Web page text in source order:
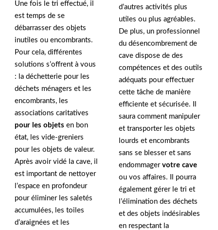
Une fois le tri effectué, il
est temps de se
débarrasser des objets
inutiles ou encombrants.
Pour cela, différentes
solutions s’offrent à vous
: la déchetterie pour les
déchets ménagers et les
encombrants, les
associations caritatives
pour les objets en bon
état, les vide-greniers
pour les objets de valeur.
Après avoir vidé la cave, il
est important de nettoyer
l’espace en profondeur
pour éliminer les saletés
accumulées, les toiles
d’araignées et les
d’autres activités plus
utiles ou plus agréables.
De plus, un professionnel
du désencombrement de
cave dispose de des
compétences et des outils
adéquats pour effectuer
cette tâche de manière
efficiente et sécurisée. Il
saura comment manipuler
et transporter les objets
lourds et encombrants
sans se blesser et sans
endommager votre cave
ou vos affaires. Il pourra
également gérer le tri et
l’élimination des déchets
et des objets indésirables
en respectant la